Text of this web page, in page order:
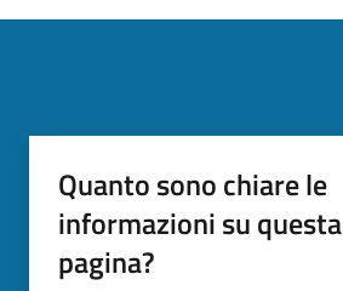
Quanto sono chiare le
informazioni su questa
pagina?